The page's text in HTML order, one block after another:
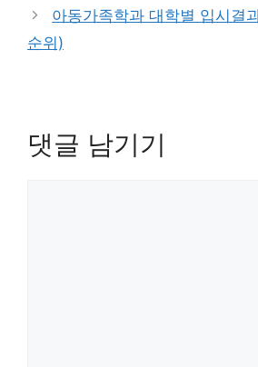
아동가족학과 대학별 입시결
순위)
댓글 남기기